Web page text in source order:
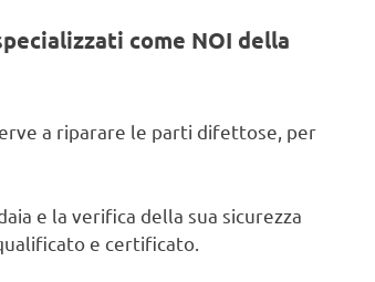
come NOI della
a riparare le parti difettose, per
e la verifica della sua sicurezza
e certificato.